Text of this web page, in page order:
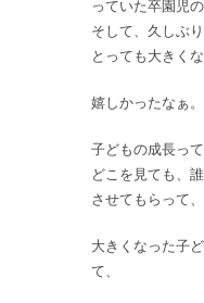
っていた卒園児
そして、久しぶ
とっても大きく
嬉しかったなぁ。
子どもの成長っ
どこを見ても、
させてもらって
大きくなった子
て、